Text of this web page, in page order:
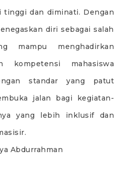
dan diminati. Dengan
diri sebagai salah
mampu menghadirkan
kompetensi mahasiswa
standar yang patut
jalan bagi kegiatan-
yang lebih inklusif dan
Abdurrahman